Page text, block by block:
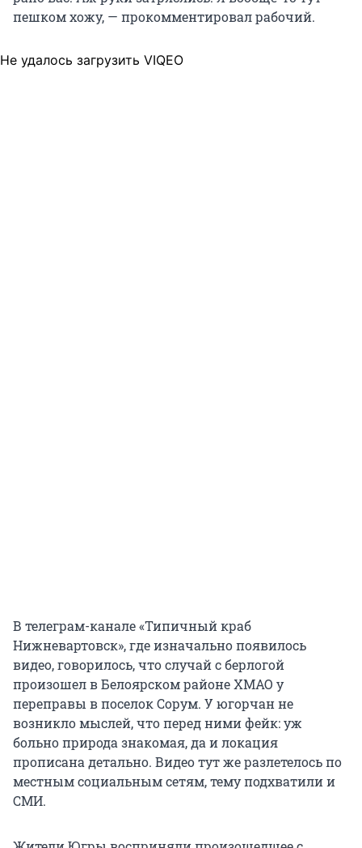
пешком хожу, — прокомментировал рабочий.
Не удалось загрузить VIQEO
В телеграм-канале «Типичный краб
Нижневартовск», где изначально появилось
видео, говорилось, что случай с берлогой
произошел в Белоярском районе ХМАО у
переправы в поселок Сорум. У югорчан не
возникло мыслей, что перед ними фейк: уж
больно природа знакомая, да и локация
прописана детально. Видео тут же разлетелось по
местным социальным сетям, тему подхватили и
СМИ.